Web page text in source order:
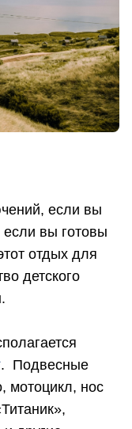
если вы
если вы готовы
отдых для
детского
. Подвесные
мотоцикл, нос